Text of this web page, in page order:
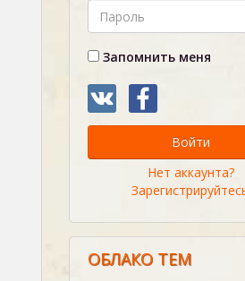
Запомнить меня
Войти
Нет аккаунта?
ОБЛАКО ТЕМ